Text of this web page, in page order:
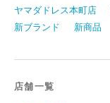
ヤマダドレス本町店
新ブランド
新商品
店舗一覧